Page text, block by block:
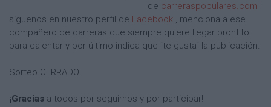
de carreraspopulares.com :
síguenos en nuestro perfil de Facebook , menciona a ese
compañero de carreras que siempre quiere llegar prontito
para calentar y por último indica que ´te gusta´ la publicación.
Sorteo CERRADO
¡Gracias a todos por seguirnos y por participar!